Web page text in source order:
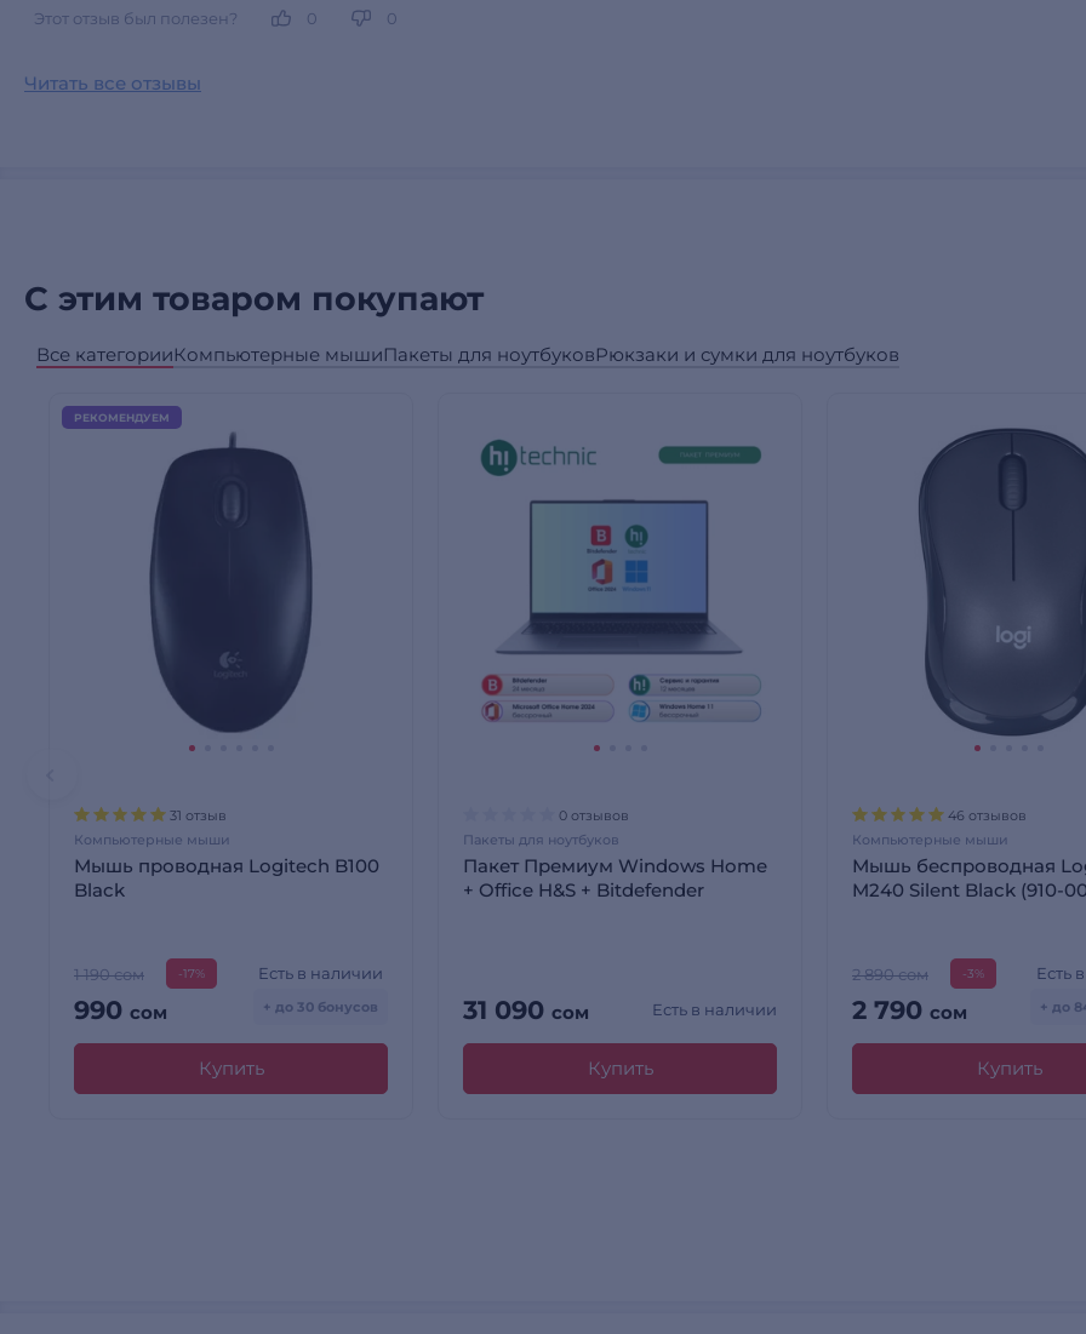
Этот отзыв был полезен? 0 0
Читать все отзывы
С этим товаром покупают
Все категорииКомпьютерные мышиПакеты для ноутбуковРюкзаки и сумки для ноутбуков
РЕКОМЕНДУЕМ
31 отзыв
Компьютерные мыши
Мышь проводная Logitech B100
Black
1 190 сом -17%
990 сом
Есть в наличии
+ до 30 бонусов
Купить
0 отзывов
Пакеты для ноутбуков
Пакет Премиум Windows Home
+ Office H&S + Bitdefender
31 090 сом Есть в наличии
Купить
46 отзывов
Компьютерные мыши
Мышь беспроводная
M240 Silent Black (910-
2 890 сом -3%
2 790 сом
Есть
+ до
Купить